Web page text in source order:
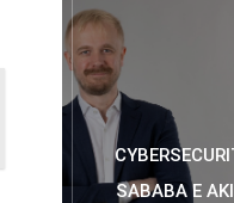
SABABA E